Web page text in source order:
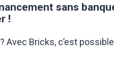
sans
!
Bricks, c’est